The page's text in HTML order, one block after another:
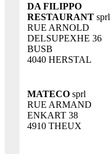
DA FILIPPO
RESTAURANT sprl
RUE ARNOLD
DELSUPEXHE 36
BUSB
4040 HERSTAL
MATECO sprl
RUE ARMAND
ENKART 38
4910 THEUX